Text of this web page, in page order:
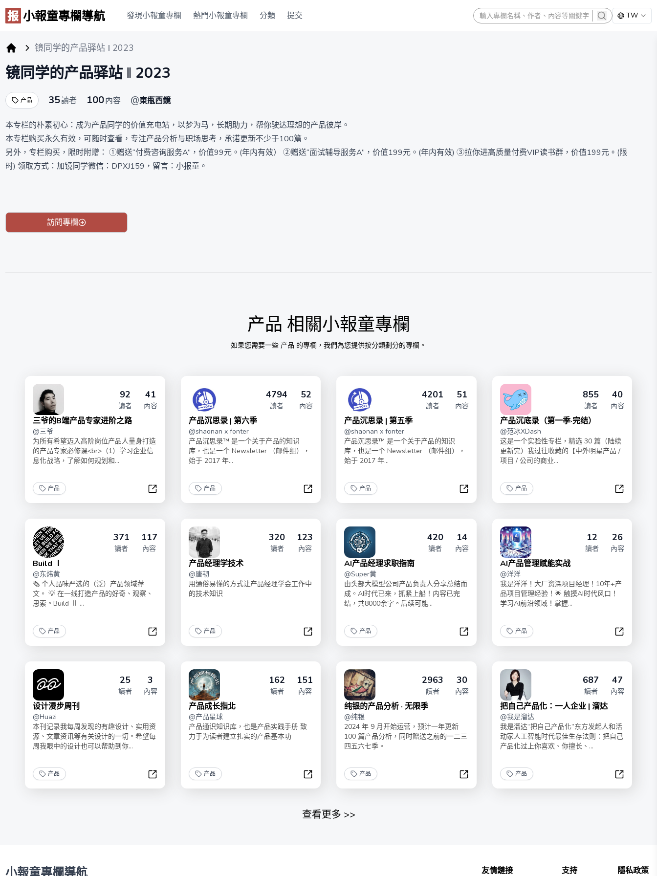
小報童專欄導航 發現小報童專欄 熱門小報童專欄 分類
提交
search
TW
镜同学的产品驿站 ‖ 2023
镜同学的产品驿站 ‖ 2023
产品 35讀者 100內容 @東甁西鏡
本专栏的朴素初心：成为产品同学的价值充电站，以梦为马，长期助力，帮你驶达理想的产品彼岸。
本专栏购买永久有效，可随时查看，专注产品分析与职场思考，承诺更新不少于100篇。
另外，专栏购买，限时附赠： ①赠送“付费咨询服务A”，价值99元。(年内有效） ②赠送“面试辅导服务A”，价值199元。(年内有效) ③拉你进高质量付费VIP读书群，价值199元。(限
时) 领取方式：加镜同学微信：DPXJ159，留言：小报童。
以善念结缘 · 与智者同行
訪問專欄
产品 相關小報童專欄
如果您需要一些 产品 的專欄，我們為您提供按分類劃分的專欄。
92
讀者
41
內容
三爷的B端产品专家进阶之路
@三爷
为所有希望迈入高阶岗位产品人量身打造
的产品专家必修课<br>（1）学习企业信
息化战略，了解如何规划和...
产品
三爷的B端产品专家进阶之路
4794
讀者
52
內容
产品沉思录 | 第六季
@shaonan x fonter
产品沉思录™ 是一个关于产品的知识
库，也是一个 Newsletter （邮件组），
始于 2017 年...
产品
产品沉思录 | 第六季
4201
讀者
51
內容
产品沉思录 | 第五季
@shaonan x fonter
产品沉思录™ 是一个关于产品的知识
库，也是一个 Newsletter （邮件组），
始于 2017 年...
产品
产品沉思录 | 第五季
855
讀者
40
內容
产品沉底录（第一季·完结）
@范冰XDash
这是一个实验性专栏，精选 30 篇（陆续
更新完）我过往收藏的【中外明星产品 /
项目 / 公司的商业...
产品
产品沉底
371
讀者
117
內容
Build Ⅰ
@东炜黄
🗞 个人品味严选的（泛）产品领域荐
文。 💡 在一线打造产品的好奇、观察、
思索。Build Ⅱ ...
产品
Build Ⅰ
320
讀者
123
內容
产品经理学技术
@唐韧
用通俗易懂的方式让产品经理学会工作中
的技术知识
产品
产品经理学技术
420
讀者
14
內容
AI产品经理求职指南
@Super黄
由头部大模型公司产品负责人分享总结而
成。AI时代已来，抓紧上船！内容已完
结，共8000余字。后续可能...
产品
AI产品经理求职指南
12
讀者
26
內容
AI产品管理赋能实战
@洋洋
我是洋洋！大厂资深项目经理！10年+产
品项目管理经验！🌟 触摸AI时代风口！
学习AI前沿领域！掌握...
产品
AI产品管
25
讀者
3
內容
设计漫步周刊
@Huazi
本刊记录我每周发现的有趣设计、实用资
源、文章资讯等有关设计的一切。希望每
周我眼中的设计也可以帮助到你...
产品
设计漫步周刊
162
讀者
151
內容
产品成长指北
@产品星球
产品通识知识库，也是产品实践手册 致
力于为读者建立扎实的产品基本功
产品
产品成长指北
2963
讀者
30
內容
纯银的产品分析 · 无限季
@纯银
2024 年 9 月开始运营，预计一年更新
100 篇产品分析，同时赠送之前的一二三
四五六七季。
产品
纯银的产品分析 · 无限季
687
讀者
47
內容
把自己产品化：一人企业 | 溜达
@我是溜达
我是溜达“把自己产品化”东方发起人和活
动家人工智能时代最佳生存法则：把自己
产品化过上你喜欢、你擅长、...
产品
把自己产
查看更多 >>
小報童專欄導航 友情鏈接 支持 隱私政策